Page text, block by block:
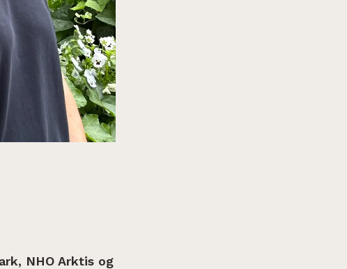
NHO Arktis og